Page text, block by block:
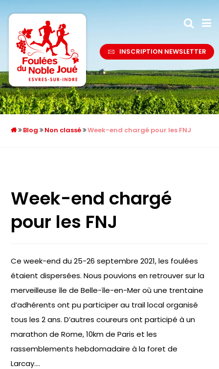
INSCRIPTION NEWSLETTER
Blog Non classé Week-end chargé pour les FNJ
Week-end chargé
pour les FNJ
Ce week-end du 25-26 septembre 2021, les foulées
étaient dispersées. Nous pouvions en retrouver sur la
merveilleuse île de Belle-île-en-Mer où une trentaine
d’adhérents ont pu participer au trail local organisé
tous les 2 ans. D’autres coureurs ont participé à un
marathon de Rome, 10km de Paris et les
rassemblements hebdomadaire à la foret de
Larcay….